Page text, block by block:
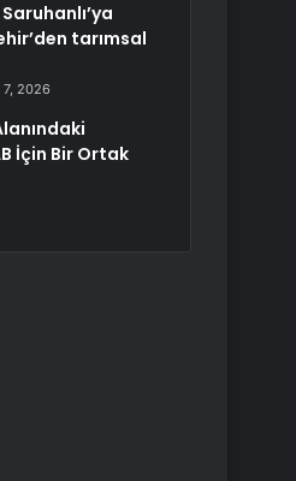
tarımsal
2026
İçin Bir Ortak